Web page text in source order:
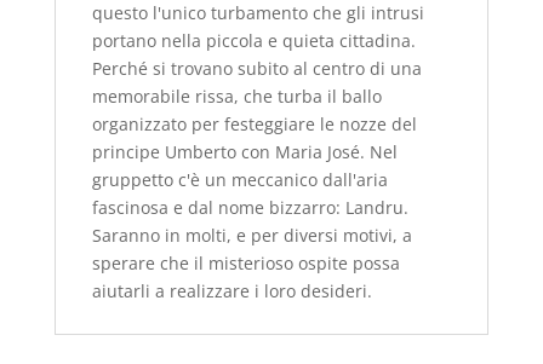
questo l'unico turbamento che gli intrusi
portano nella piccola e quieta cittadina.
Perché si trovano subito al centro di una
memorabile rissa, che turba il ballo
organizzato per festeggiare le nozze del
principe Umberto con Maria José. Nel
gruppetto c'è un meccanico dall'aria
fascinosa e dal nome bizzarro: Landru.
Saranno in molti, e per diversi motivi, a
sperare che il misterioso ospite possa
aiutarli a realizzare i loro desideri.